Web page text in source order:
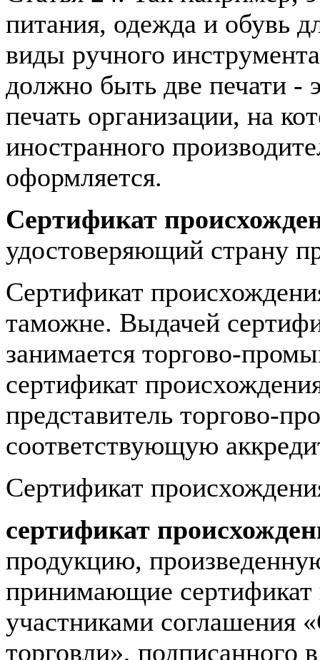
питания, одежда и обувь
виды ручного
должно быть две печати -
печать организации, на
иностранного
оформляется.
Сертификат
удостоверяющий страну
Сертификат
таможне. Выдачей
занимается торгово-
сертификат
представитель торгово-
соответствующую
Сертификат
сертификат
продукцию,
принимающие
участниками соглашения
торговли», подписанного